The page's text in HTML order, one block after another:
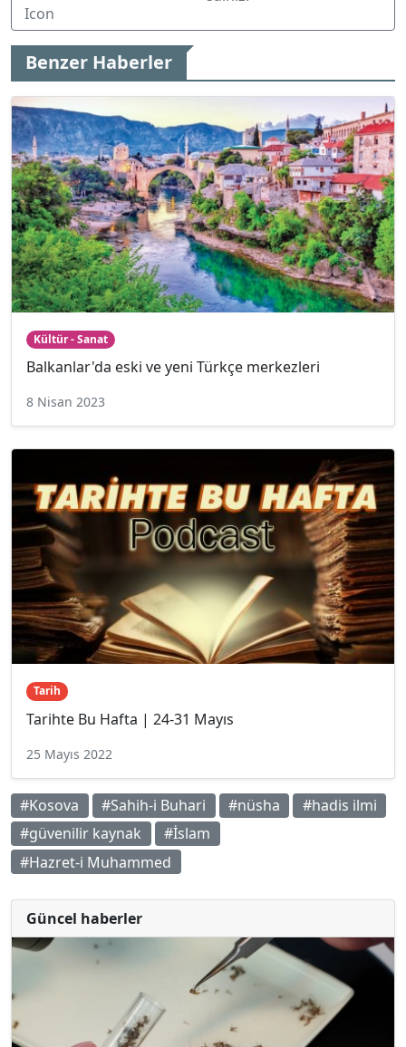
Benzer Haberler
Kültür - Sanat
Balkanlar'da eski ve yeni Türkçe merkezleri
8 Nisan 2023
Tarih
Tarihte Bu Hafta | 24-31 Mayıs
25 Mayıs 2022
#Kosova #Sahih-i Buhari #nüsha
#hadis ilmi
#güvenilir kaynak
#İslam
#Hazret-i Muhammed
Güncel haberler